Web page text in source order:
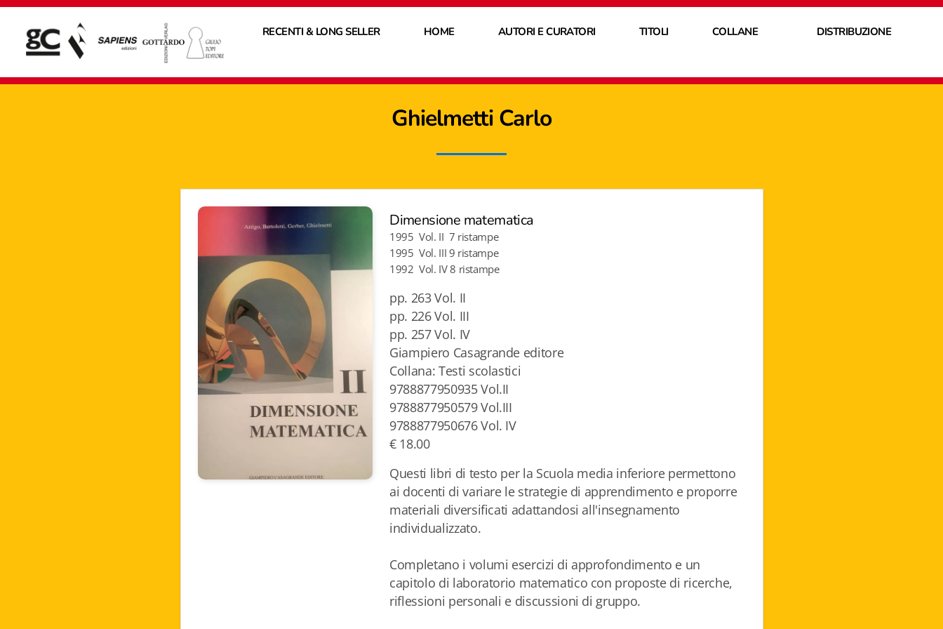
RECENTI & LONG SELLER HOME AUTORI E CURATORI TITOLI COLLANE DISTRIBUZIONE
Ghielmetti Carlo
Dimensione matematica
1995 Vol. II 7 ristampe
1995 Vol. III 9 ristampe
1992 Vol. IV 8 ristampe
pp. 263 Vol. II
pp. 226 Vol. III
pp. 257 Vol. IV
Giampiero Casagrande editore
Collana: Testi scolastici
9788877950935 Vol.II
9788877950579 Vol.III
9788877950676 Vol. IV
€ 18.00
Questi libri di testo per la Scuola media inferiore permettono
ai docenti di variare le strategie di apprendimento e proporre
materiali diversificati adattandosi all'insegnamento
individualizzato.
Completano i volumi esercizi di approfondimento e un
capitolo di laboratorio matematico con proposte di ricerche,
riflessioni personali e discussioni di gruppo.